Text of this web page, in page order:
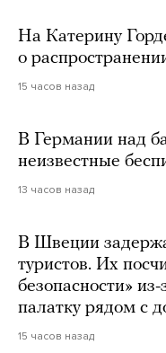
На Катерину
о
15 часов назад
В Германии над
неизвестные
13 часов назад
В Швеции
туристов. Их
безопасности»
палатку рядом с
15 часов назад